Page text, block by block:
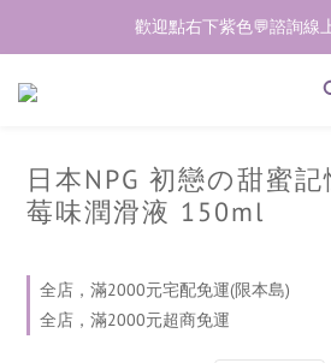
加入會員即享50元購物金  訂單商品
歡迎點右下紫色💬諮詢線
日本NPG 初戀の甜蜜
莓味潤滑液 150ml
全店，滿2000元宅配免運(限本島)
全店，滿2000元超商免運